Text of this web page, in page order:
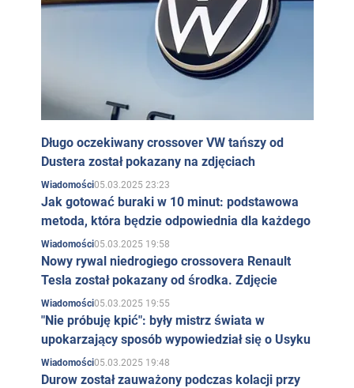
Długo oczekiwany crossover VW tańszy od
Dustera został pokazany na zdjęciach
Wiadomości05.03.2025 23:23
Jak gotować buraki w 10 minut: podstawowa
metoda, która będzie odpowiednia dla każdego
Wiadomości05.03.2025 19:58
Nowy rywal niedrogiego crossovera Renault
Tesla został pokazany od środka. Zdjęcie
Wiadomości05.03.2025 19:55
"Nie próbuję kpić": były mistrz świata w
upokarzający sposób wypowiedział się o Usyku
Wiadomości05.03.2025 19:48
Durow został zauważony podczas kolacji przy